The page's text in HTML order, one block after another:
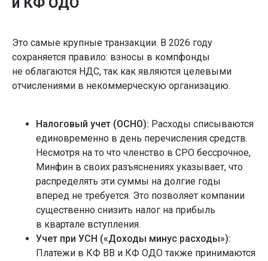
Это самые крупные транзакции. В 2026 году
сохраняется правило: взносы в компфонды
не облагаются НДС, так как являются целевыми
отчислениями в некоммерческую организацию.
Налоговый учет (ОСНО): Расходы списываются
единовременно в день перечисления средств.
Несмотря на то что членство в СРО бессрочное,
Минфин в своих разъяснениях указывает, что
распределять эти суммы на долгие годы
вперед не требуется. Это позволяет компании
существенно снизить налог на прибыль
в квартале вступления.
Учет при УСН («Доходы минус расходы»):
Платежи в КФ ВВ и КФ ОДО также принимаются